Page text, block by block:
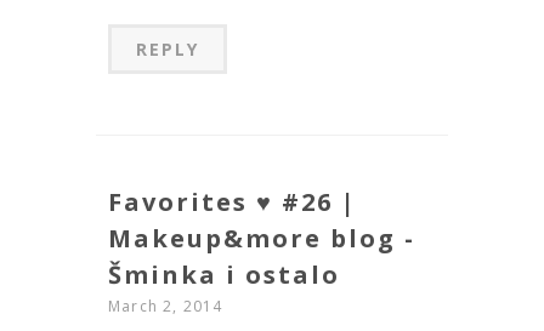
REPLY
Favorites ♥ #26 |
Makeup&more blog -
Šminka i ostalo
March 2, 2014